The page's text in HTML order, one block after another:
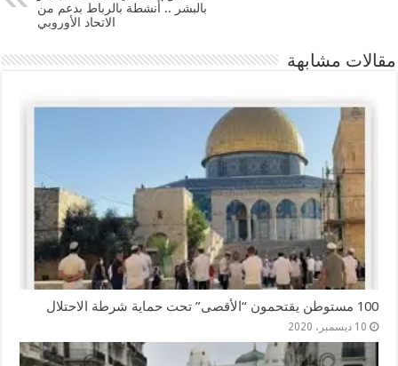
بالبشر .. أنشطة بالرباط بدعم من
الاتحاد الأوروبي
مقالات مشابهة
100 مستوطن يقتحمون “الأقصى” تحت حماية شرطة الاحتلال
10 ديسمبر، 2020